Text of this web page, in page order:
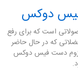
فیس دوکس
است که برای رفع
که در حال حاضر
دست فیس دوکس